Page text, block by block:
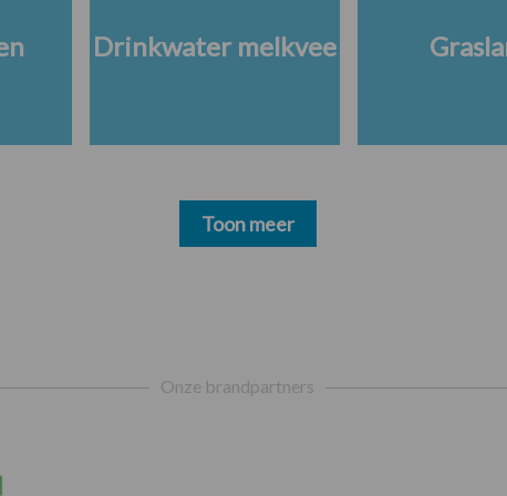
Drinkwater melkvee
Toon meer
Onze brandpartners